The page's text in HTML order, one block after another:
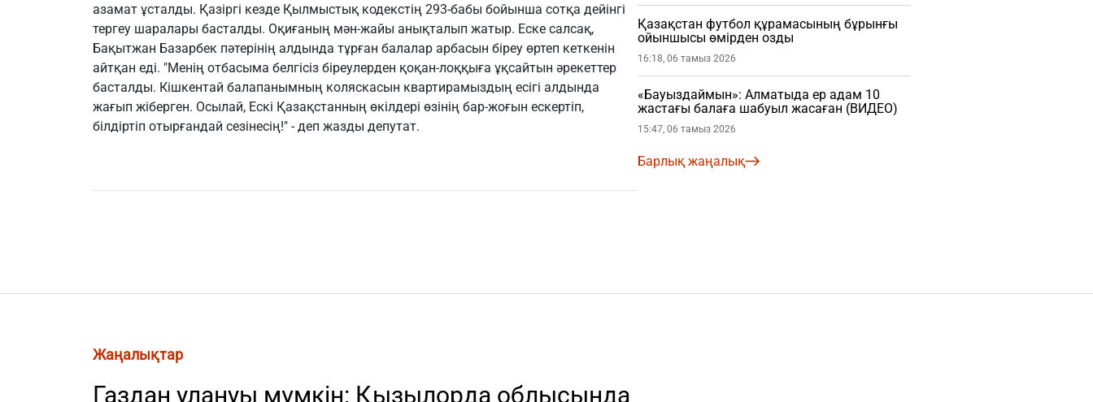
азамат ұсталды. Қазіргі кезде Қылмыстық кодекстің 293-бабы бойынша сотқа дейінгі
тергеу шаралары басталды. Оқиғаның мән-жайы анықталып жатыр. Еске салсақ,
Бақытжан Базарбек пәтерінің алдында тұрған балалар арбасын біреу өртеп кеткенін
айтқан еді. "Менің отбасыма белгісіз біреулерден қоқан-лоққыға ұқсайтын әрекеттер
басталды. Кішкентай балапанымның коляскасын квартирамыздың есігі алдында
жағып жіберген. Осылай, Ескі Қазақстанның өкілдері өзінің бар-жоғын ескертіп,
білдіртіп отырғандай сезінесің!" - деп жазды депутат.
Қазақстан футбол құрамасының бұрынғы
ойыншысы өмірден озды
16:18, 06 тамыз 2026
«Бауыздаймын»: Алматыда ер адам 10
жастағы балаға шабуыл жасаған (ВИДЕО)
15:47, 06 тамыз 2026
Барлық жаңалық
Жаңалықтар
Газдан улануы мүмкін: Қызылорда облысында